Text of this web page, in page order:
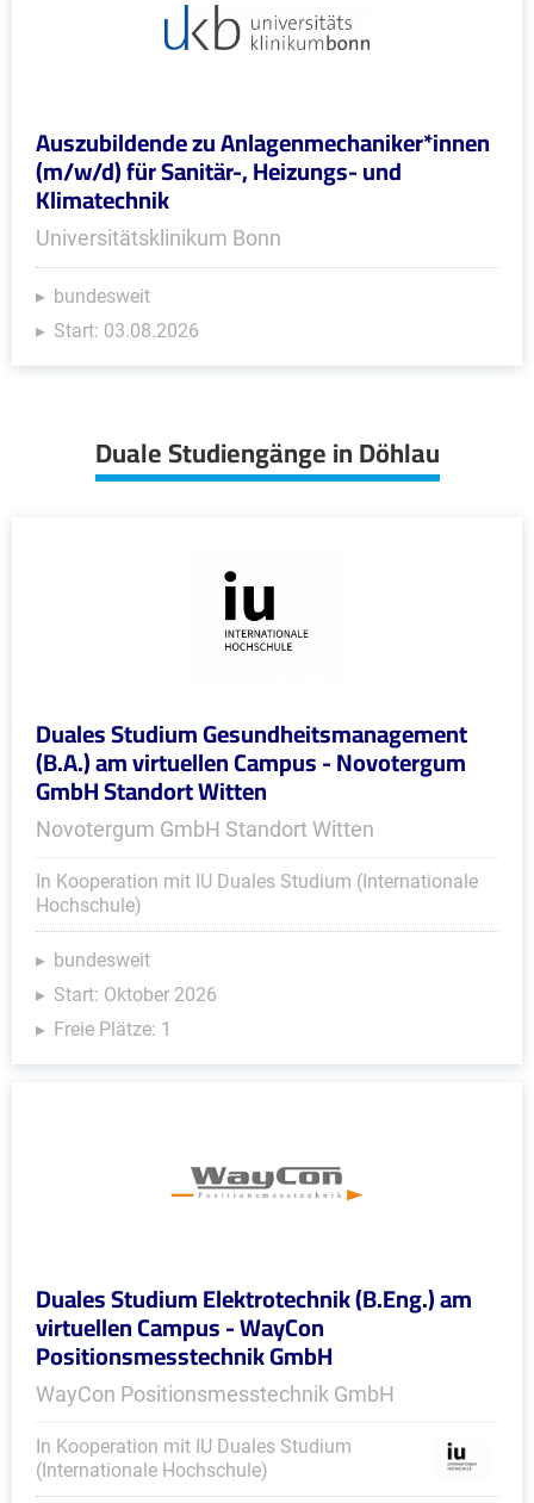
Auszubildende zu Anlagenmechaniker*innen
(m/w/d) für Sanitär-, Heizungs- und
Klimatechnik
Universitätsklinikum Bonn
bundesweit
Start: 03.08.2026
Duale Studiengänge in Döhlau
Duales Studium Gesundheitsmanagement
(B.A.) am virtuellen Campus - Novotergum
GmbH Standort Witten
Novotergum GmbH Standort Witten
In Kooperation mit IU Duales Studium (Internationale
Hochschule)
bundesweit
Start: Oktober 2026
Freie Plätze: 1
Duales Studium Elektrotechnik (B.Eng.) am
virtuellen Campus - WayCon
Positionsmesstechnik GmbH
WayCon Positionsmesstechnik GmbH
In Kooperation mit IU Duales Studium
(Internationale Hochschule)